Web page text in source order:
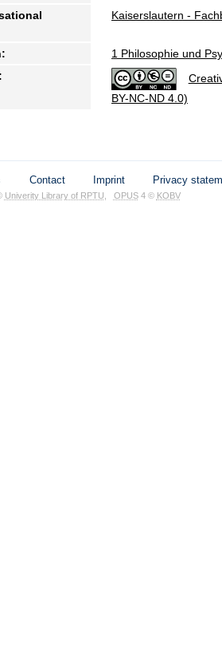
Kaiserslautern -
1 Philosophie und
BY-NC-ND 4.0)
Contact Imprint Privacy
Univerity Library of RPTU OPUS4 © KOBV